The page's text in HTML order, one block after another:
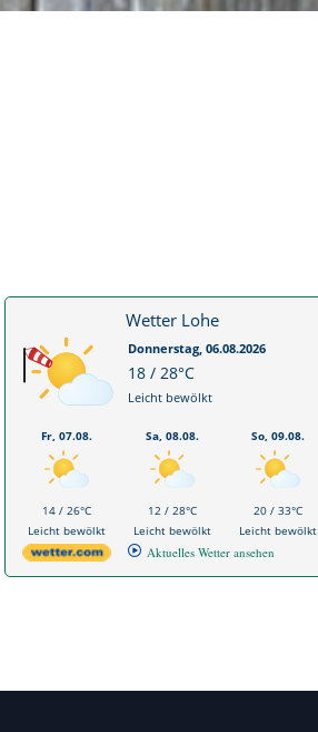
Wetter Lohe
Donnerstag, 06.08.2026
18 / 28°C
Leicht bewölkt
Fr, 07.08.
14 / 26°C
Leicht bewölkt
Sa, 08.08.
12 / 28°C
Leicht bewölkt
So, 09.08.
20 / 33°C
Leicht bewölkt
Aktuelles Wetter ansehen